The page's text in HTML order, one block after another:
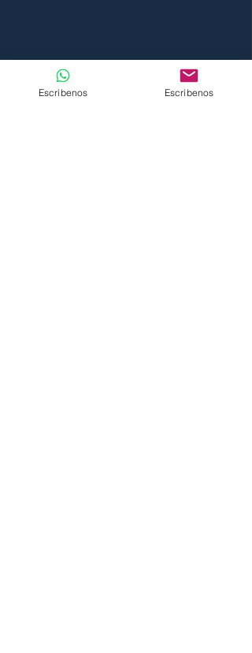
Escríbenos Escríbenos